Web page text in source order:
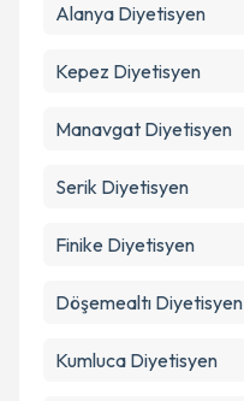
Alanya Diyetisyen
Kepez Diyetisyen
Manavgat Diyetisyen
Serik Diyetisyen
Finike Diyetisyen
Döşemealtı Diyetisyen
Kumluca Diyetisyen